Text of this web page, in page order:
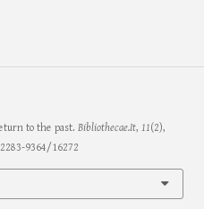
to the past. Bibliothecae.It, 11(2),
9364/16272